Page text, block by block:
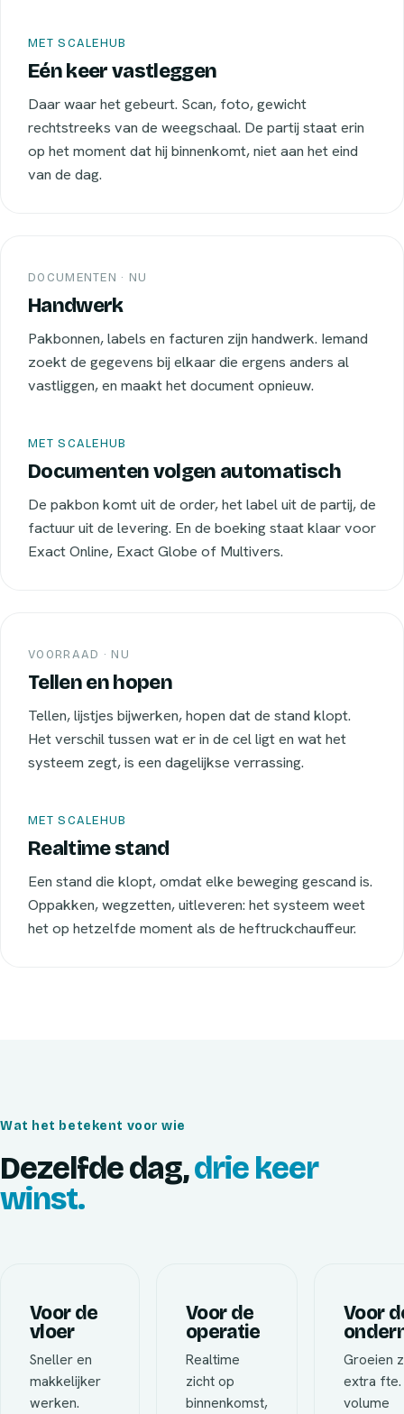
MET SCALEHUB
Eén keer vastleggen
Daar waar het gebeurt. Scan, foto, gewicht
rechtstreeks van de weegschaal. De partij staat erin
op het moment dat hij binnenkomt, niet aan het eind
van de dag.
DOCUMENTEN · NU
Handwerk
Pakbonnen, labels en facturen zijn handwerk. Iemand
zoekt de gegevens bij elkaar die ergens anders al
vastliggen, en maakt het document opnieuw.
MET SCALEHUB
Documenten volgen automatisch
De pakbon komt uit de order, het label uit de partij, de
factuur uit de levering. En de boeking staat klaar voor
Exact Online, Exact Globe of Multivers.
VOORRAAD · NU
Tellen en hopen
Tellen, lijstjes bijwerken, hopen dat de stand klopt.
Het verschil tussen wat er in de cel ligt en wat het
systeem zegt, is een dagelijkse verrassing.
MET SCALEHUB
Realtime stand
Een stand die klopt, omdat elke beweging gescand is.
Oppakken, wegzetten, uitleveren: het systeem weet
het op hetzelfde moment als de heftruckchauffeur.
Wat het betekent voor wie
Dezelfde dag,drie keer
winst.
Voor de
vloer
Sneller en
makkelijker
werken.
Voor de
operatie
Realtime
zicht op
binnenkomst,
Voor
Groeien
extra fte.
volume